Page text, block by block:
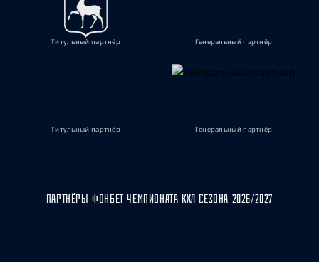
Титульный партнёр Генеральный партнёр
Титульный партнёр Генеральный партнёр
ПАРТНЁРЫ ФОНБЕТ ЧЕМПИОНАТА КХЛ СЕЗОНА 2026/2027